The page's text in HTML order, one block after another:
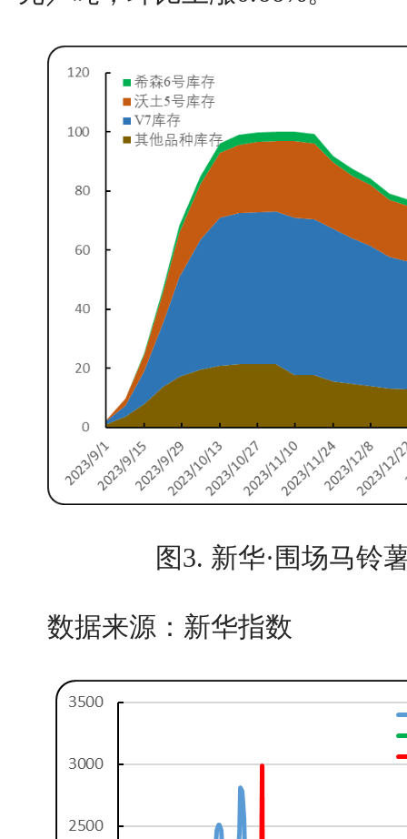
图3. 新华·围场马铃
数据来源：新华指数